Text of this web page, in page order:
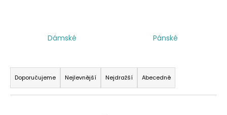
Dámské Pánské
Ř
a
z
Doporučujeme Nejlevnější Nejdražší Abecedně
t
e
n